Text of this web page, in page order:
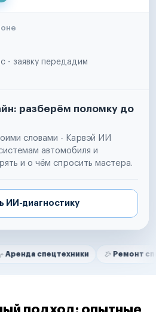
- заявку передадим
разберём поломку до
словами - Карвэй ИИ
автомобиля и
и о чём спросить мастера.
ИИ-диагностику
Ремонт спецтехники